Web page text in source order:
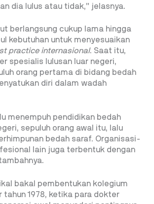
dia lulus atau tidak,” jelasnya.
berlangsung cukup lama hingga
kebutuhan untuk menyesuaikan
practice internasional. Saat itu,
spesialis lulusan luar negeri,
orang pertama di bidang bedah
diri dalam wadah
menempuh pendidikan bedah
sepuluh orang awal itu, lalu
bedah saraf. Organisasi-
lain juga terbentuk dengan
bakal pembentukan kolegium
tahun 1978, ketika para dokter